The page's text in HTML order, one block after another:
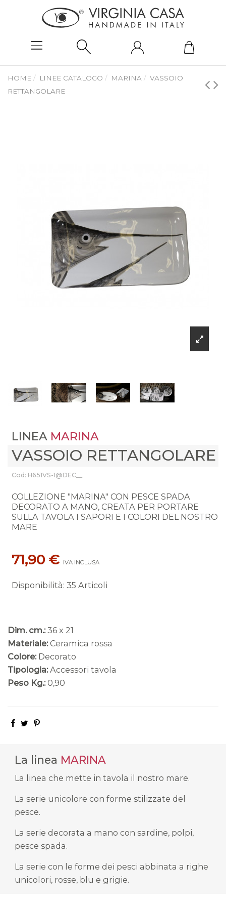
HOME LINEE CATALOGO MARINA
VASSOIO
RETTANGOLARE
LINEA MARINA
VASSOIO RETTANGOLARE
Cod: H651VS-1@DEC__
COLLEZIONE "MARINA" CON PESCE SPADA
DECORATO A MANO, CREATA PER PORTARE
SULLA TAVOLA I SAPORI E I COLORI DEL NOSTRO
MARE
71,90 € IVA INCLUSA
Disponibilità: 35 Articoli
Dim. cm.: 36 x 21
Materiale: Ceramica rossa
Colore: Decorato
Tipologia: Accessori tavola
Peso Kg.: 0,90
La linea MARINA
La linea che mette in tavola il nostro mare.
La serie unicolore con forme stilizzate del
pesce.
La serie decorata a mano con sardine, polpi,
pesce spada.
La serie con le forme dei pesci abbinata a righe
unicolori, rosse, blu e grigie.